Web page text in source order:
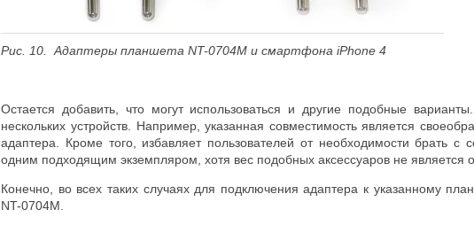
Рис. 10. Адаптеры планшета NT-0704M и смартфона iPhone 4
Остается добавить, что могут использоваться и другие подобные
нескольких устройств. Например, указанная совместимость является
адаптера. Кроме того, избавляет пользователей от необходимости брать с
одним подходящим экземпляром, хотя вес подобных аксессуаров не является
Конечно, во всех таких случаях для подключения адаптера к указанному
NT-0704M.